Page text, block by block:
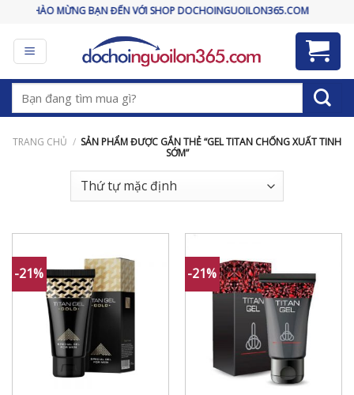
content
CHÀO MỪNG BẠN ĐẾN VỚI SHOP DOCHOINGUOILON365.COM
Tìm
kiếm:
TRANG CHỦ / SẢN PHẨM ĐƯỢC GẮN THẺ “GEL TITAN CHỐNG XUẤT TINH
SỚM”
-21% -21%